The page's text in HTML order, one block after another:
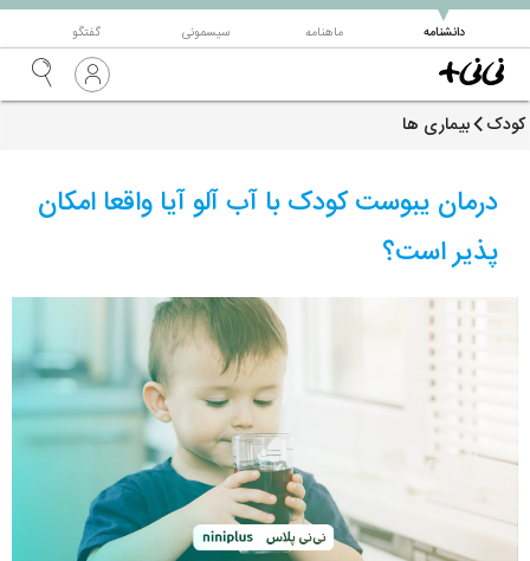
دانشنامه
▼ ماهنامه سیسمونی گفتگو
کودک بیماری ها
درمان یبوست کودک با آب آلو آیا واقعا امکان
پذیر است؟